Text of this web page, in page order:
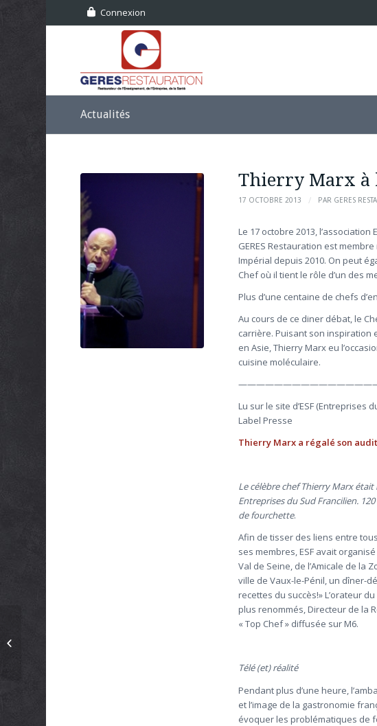
Connexion
Actualités
Thierry Marx à
17 OCTOBRE 2013 / PAR GERES
Le 17 octobre 2013,
GERES Restauration est
Impérial depuis 2010. On peut
Chef où il tient le rôle d’un des
Plus d’une centaine de chefs
Au cours de ce diner débat, le
carrière. Puisant son inspiration
en Asie, Thierry Marx eu
cuisine moléculaire.
Lu sur le site d’ESF (Entreprises
Label Presse
Thierry Marx a régalé son
Le célèbre chef Thierry Marx
Entreprises du Sud Francilien.
de fourchette.
Afin de tisser des liens entre
ses membres, ESF avait
Val de Seine, de l’Amicale de la
ville de Vaux-le-Pénil, un dîner-
recettes du succès!» L’orateur
plus renommés, Directeur de la
« Top Chef » diffusée sur M6.
Télé (et) réalité
Pendant plus d’une heure,
et l’image de la gastronomie
évoquer les problématiques de